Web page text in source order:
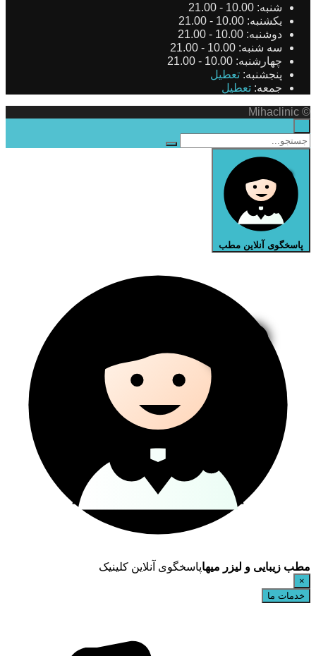
شنبه: 10.00 - 21.00
یکشنبه: 10.00 - 21.00
دوشنبه: 10.00 - 21.00
سه شنبه: 10.00 - 21.00
چهارشنبه: 10.00 - 21.00
پنجشنبه: تعطیل
جمعه: تعطیل
© Mihaclinic
پاسخگوی آنلاین مطب
مطب زیبایی و لیزر میهاپاسخگوی آنلاین کلینیک
×
خدمات ما